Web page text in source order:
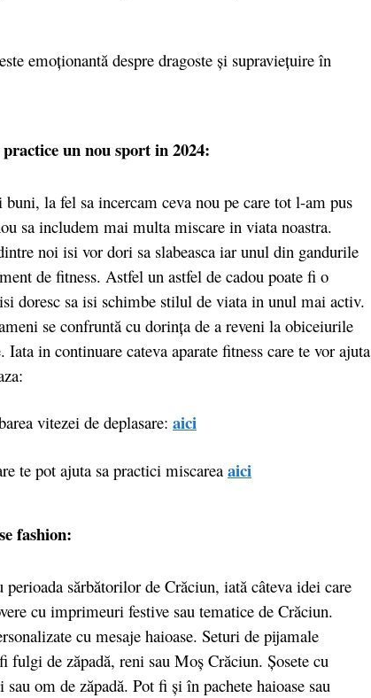
emoționantă despre dragoste și supraviețuire în
un nou sport in 2024:
la fel sa incercam ceva nou pe care tot l-am pus
sa includem mai multa miscare in viata noastra.
noi isi vor dori sa slabeasca iar unul din gandurile
de fitness. Astfel un astfel de cadou poate fi o
doresc sa isi schimbe stilul de viata in unul mai activ.
se confruntă cu dorința de a reveni la obiceiurile
Iata in continuare cateva aparate fitness care te vor ajuta
vitezei de deplasare: aici
te pot ajuta sa practici miscarea aici
fashion:
sărbătorilor de Crăciun, iată câteva idei care
cu imprimeuri festive sau tematice de Crăciun.
cu mesaje haioase. Seturi de pijamale
de zăpadă, reni sau Moș Crăciun. Șosete cu
om de zăpadă. Pot fi și în pachete haioase sau